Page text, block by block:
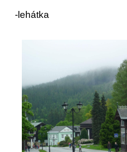
-lehátka